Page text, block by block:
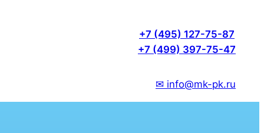
+7 (495) 127-75-87
+7 (499) 397-75-47
✉ info@mk-pk.ru